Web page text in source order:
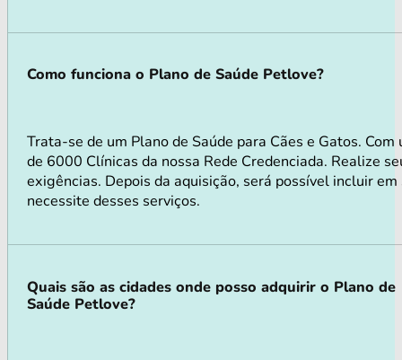
Como funciona o Plano de Saúde Petlove?
Trata-se de um Plano de Saúde para Cães e Gatos.
de 6000 Clínicas da nossa Rede Credenciada. Realize
exigências. Depois da aquisição, será possível incluir
necessite desses serviços.
Quais são as cidades onde posso adquirir o Plano de
Saúde Petlove?